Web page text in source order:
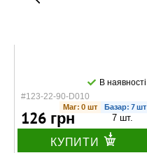
#123-22-90-D010
В наявності
Маг: 0 шт Базар: 7 шт
126 грн 7 шт.
КУПИТИ